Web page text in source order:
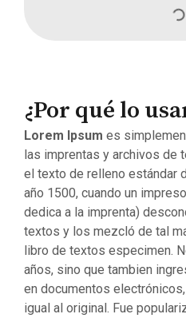
¿Por qué lo
Lorem Ipsum es
las imprentas y archivos de
el texto de relleno estándar
año 1500, cuando un
dedica a la imprenta)
textos y los mezcló de tal
libro de textos especimen.
años, sino que tambien
en documentos
igual al original. Fue